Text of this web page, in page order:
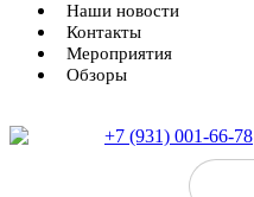
Наши новости
Контакты
Мероприятия
Обзоры
+7 (931) 001-66-78